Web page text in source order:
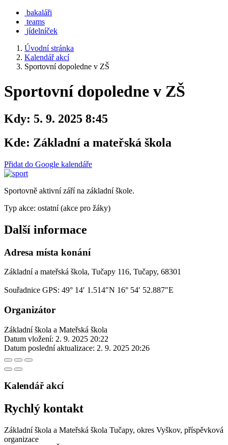
bakaláři
teams
jídelníček
Úvodní stránka
Kalendář akcí
Sportovní dopoledne v ZŠ
Sportovní dopoledne v ZŠ
Kdy: 5. 9. 2025 8:45
Kde: Základní a mateřská škola
Přidat do Google kalendáře
Sportovně aktivní září na základní škole.
Typ akce: ostatní (akce pro žáky)
Další informace
Adresa místa konání
Základní a mateřská škola, Tučapy 116, Tučapy, 68301
Souřadnice GPS: 49° 14′ 1.514″N 16° 54′ 52.887″E
Organizátor
Základní škola a Mateřská škola
Datum vložení: 2. 9. 2025 20:22
Datum poslední aktualizace: 2. 9. 2025 20:26
Kalendář akcí
Rychlý kontakt
Základní škola a Mateřská škola Tučapy, okres Vyškov, příspěvková
organizace